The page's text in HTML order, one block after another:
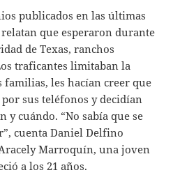
publicados en las últimas
que esperaron durante
de Texas, ranchos
traficantes limitaban la
familias, les hacían creer que
sus teléfonos y decidían
y cuándo. “No sabía que se
cuenta Daniel Delfino
Marroquín, una joven
a los 21 años.